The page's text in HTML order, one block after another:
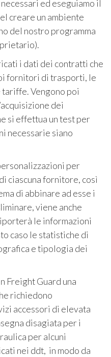
ed eseguiamo il
creare un ambiente
del nostro programma
i dati dei contratti che
fornitori di trasporti, le
Vengono poi
dei
si effettua un test per
necessarie siano
per
ciascuna fornitore, così
di abbinare ad esse i
viene anche
le informazioni
caso le statistiche di
e tipologia dei
Freight Guard una
richiedono
accessori di elevata
disagiata per i
per alcuni
nei ddt, in modo da